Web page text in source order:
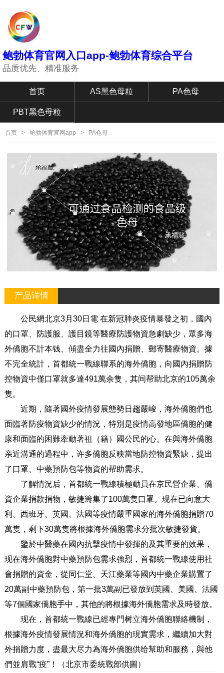
鲍勃体育官网入口app-鲍勃体育综合平台
品质优先、精准服务
首页 AS黑色母粒 PA色母
PBT黑色母粒
首页 > 鲍勃体育官网app > PA色母
产品详情
公民網北京3月30日電 在新冠肺炎疫情暴發之初，國內
的口罩、防護服、護目鏡等醫療防護物資急劇缺少，眾多海
外僑胞不計本钱、傾盡全力往國內捐贈、郵寄醫療物資。據
不完全統計，首都統一戰線聯系的海外僑胞，向國內捐贈防
控物資中僅口罩就多達491萬余隻，其间帮助北京的105萬余
隻。
近期，隨著國外疫情發展態勢日趨嚴峻，海外僑胞們也
面臨著防疫物資缺少的情況，特別是疫情高發地區僑胞的健
康和面臨的困難牽動著祖（籍）國公民的心。在與海外僑胞
亲近溝通的過程中，许多僑胞反映當地防控物資緊缺，提出
了口罩、中藥預防包等物資的帮助需求。
了解情況后，首都統一戰線積極動員在京民營企業、僑
資企業捐款捐物，敏捷籌集了100萬隻口罩。现在已向意大
利、西班牙、英國、法國等疫情嚴重國家的海外僑胞捐贈70
萬隻，剩下30萬隻將根據海外僑胞需求分批次敏捷發貨。
鑒於中醫藥在國內抗擊疫情中發揮的及其重要的效果，
现在海外僑胞對中藥預防包需求強烈，首都統一戰線使用社
會捐贈的資金，從同仁堂、天江藥業等國內中藥企業購置了
20萬副中藥預防包，第一批3萬副已發放到英國、美國、法國
等7個國家僑胞手中，其他的將根據海外僑胞需求及時發放。
现在，首都統一戰線已經專門树立海外僑胞聯絡機制，
根據海外疫情發展情況和海外僑胞的現實需求，繼續加大對
外捐贈力度，盡最大尽力為海外僑胞供给幫助和服務，與他
們並肩戰“疫”！（北京市委統戰部供圖）